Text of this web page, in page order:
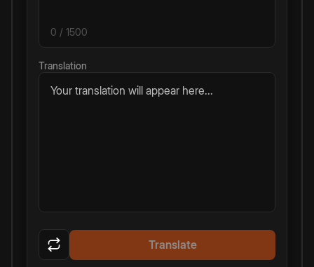
0 / 1500
Translation
Your translation will appear here...
Translate